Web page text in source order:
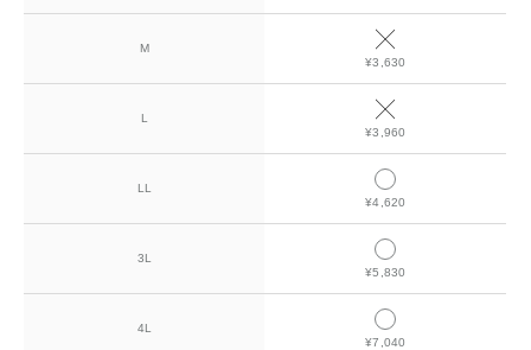
M
¥3,630
L
¥3,960
LL
¥4,620
3L
¥5,830
4L
¥7,040